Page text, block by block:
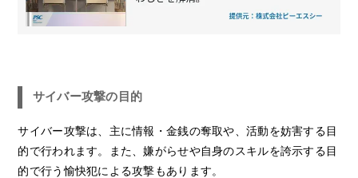
サイバー攻撃の目的
サイバー攻撃は、主に情報・金銭の奪取や、活動を妨害する目
的で行われます。また、嫌がらせや自身のスキルを誇示する目
的で行う愉快犯による攻撃もあります。